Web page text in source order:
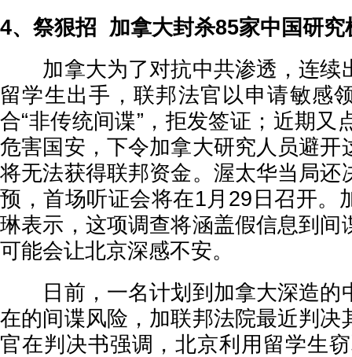
4、祭狠招 加拿大封杀85家中国研究
加拿大为了对抗中共渗透，连续
留学生出手，联邦法官以申请敏感
合“非传统间谍”，拒发签证；近期又
危害国安，下令加拿大研究人员避开
将无法获得联邦资金。渥太华当局还
预，首场听证会将在1月29日召开。
琳表示，这项调查将涵盖假信息到间
可能会让北京深感不安。
日前，一名计划到加拿大深造的
在的间谍风险，加联邦法院最近判决
官在判决书强调，北京利用留学生